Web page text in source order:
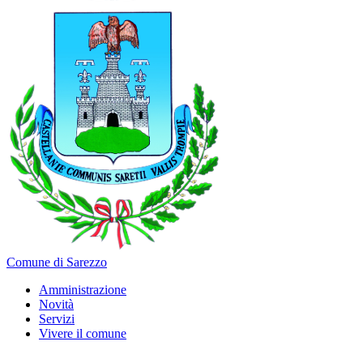
Comune di Sarezzo
Amministrazione
Novità
Servizi
Vivere il comune